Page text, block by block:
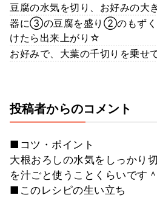
豆腐の水気を切り、お好みの大
器に③の豆腐を盛り②のもずく
けたら出来上がり☆
お好みで、大葉の千切りを乗せ
投稿者からのコメント
■コツ・ポイント
大根おろしの水気をしっかり
を汁ごと使うことくらいです
■このレシピの生い立ち